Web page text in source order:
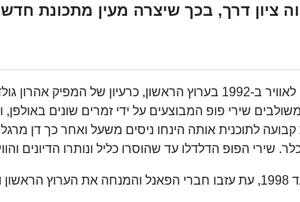
ציון דרך, בכך שיצרה מעין מתכונת
פופוליטיקה עלתה לאוויר ב-1992 בערוץ הראשון, כרעיון
משולבים שירי פופ המבוצעים על ידי זמרים שונים
לתוכנית אותה הינחו ניסים משעל ואחר כך דן
שירי הפופ הדלדלו עד שהוסרו כליל ונותרו הדיונים
2.